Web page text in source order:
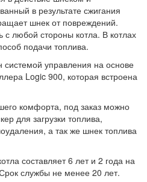
в результате сжигания
шнек от повреждений.
с любой стороны котла. В котлах
подачи топлива.
управления на основе
Logic 900, которая встроена
комфорта, под заказ можно
для загрузки топлива,
а так же шнек топлива
составляет 6 лет и 2 года на
службы не менее 20 лет.